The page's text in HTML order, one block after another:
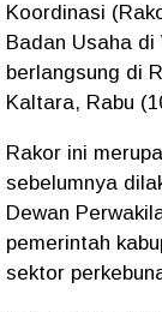
Koordinasi
Badan Usaha
berlangsung di
Kaltara, Rabu
Rakor ini
sebelumnya
Dewan
pemerintah
sektor